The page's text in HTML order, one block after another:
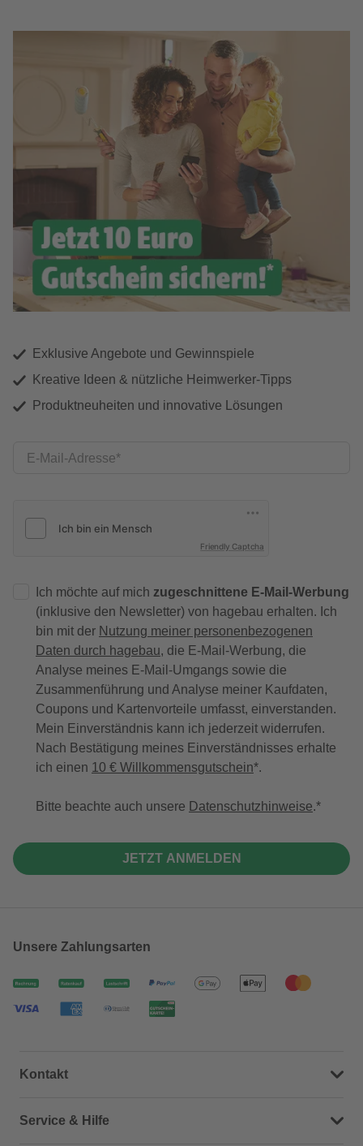
Exklusive Angebote und Gewinnspiele
Kreative Ideen & nützliche Heimwerker-Tipps
Produktneuheiten und innovative Lösungen
E-Mail-Adresse
Friendly Captcha
Ich möchte auf mich zugeschnittene E-Mail-Werbung
(inklusive den Newsletter) von hagebau erhalten. Ich
bin mit der Nutzung meiner personenbezogenen
Daten durch hagebau, die E-Mail-Werbung, die
Analyse meines E-Mail-Umgangs sowie die
Zusammenführung und Analyse meiner Kaufdaten,
Coupons und Kartenvorteile umfasst, einverstanden.
Mein Einverständnis kann ich jederzeit widerrufen.
Nach Bestätigung meines Einverständnisses erhalte
ich einen 10 € Willkommensgutschein*.
Bitte beachte auch unsere Datenschutzhinweise.
JETZT ANMELDEN
Unsere Zahlungsarten
Kontakt
Dein Kontakt zu uns
Service & Hilfe